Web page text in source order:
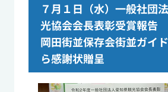
７月１日（水）一般社団
光協会会長表彰受賞報告
岡田街並保存会街並ガイ
ら感謝状贈呈